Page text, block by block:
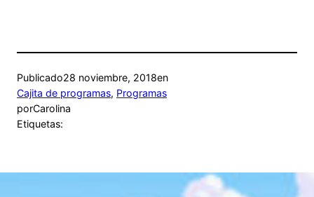
Publicado28 noviembre, 2018en
Cajita de programas, Programas
porCarolina
Etiquetas: